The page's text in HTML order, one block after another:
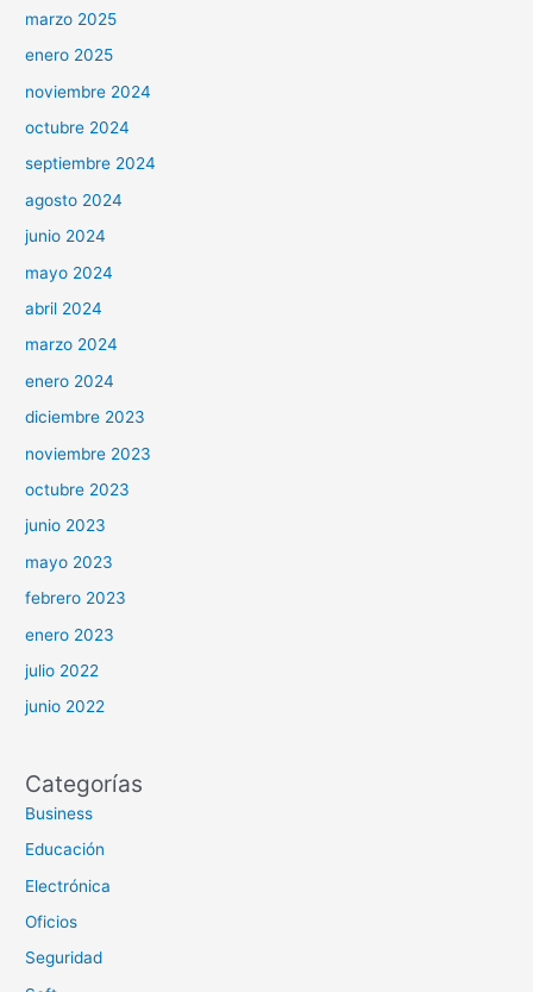
marzo 2025
enero 2025
noviembre 2024
octubre 2024
septiembre 2024
agosto 2024
junio 2024
mayo 2024
abril 2024
marzo 2024
enero 2024
diciembre 2023
noviembre 2023
octubre 2023
junio 2023
mayo 2023
febrero 2023
enero 2023
julio 2022
junio 2022
Categorías
Business
Educación
Electrónica
Oficios
Seguridad